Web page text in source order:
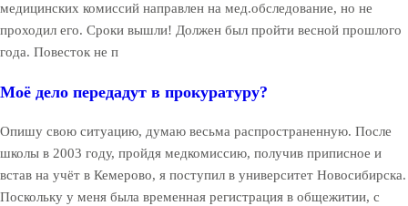
медицинских комиссий направлен на мед.обследование, но не
проходил его. Сроки вышли! Должен был пройти весной прошлого
года. Повесток не п
Моё дело передадут в прокуратуру?
Опишу свою ситуацию, думаю весьма распространенную. После
школы в 2003 году, пройдя медкомиссию, получив приписное и
встав на учёт в Кемерово, я поступил в университет Новосибирска.
Поскольку у меня была временная регистрация в общежитии, с